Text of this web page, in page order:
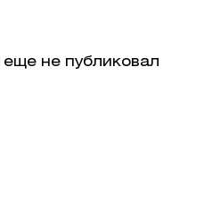
не публиковал